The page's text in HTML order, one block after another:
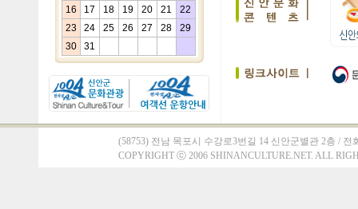
16
17 18 19 20 21
22
23
24 25 26 27 28
29
30
31
(58753) 전남 목포시 수강로3번길 14 신안군별관 2층 / 전
COPYRIGHT ⓒ2006 SHINANCULTURE.NET. ALL